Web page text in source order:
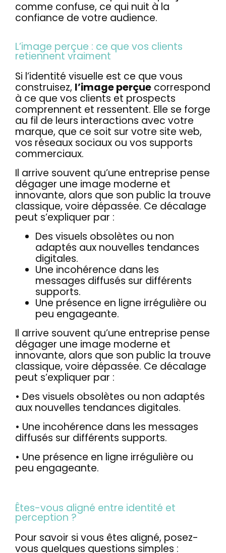
comme confuse, ce qui nuit à la
confiance de votre audience.
L’image perçue : ce que vos clients
retiennent vraiment
Si l’identité visuelle est ce que vous
construisez, l’image perçue correspond
à ce que vos clients et prospects
comprennent et ressentent. Elle se forge
au fil de leurs interactions avec votre
marque, que ce soit sur votre site web,
vos réseaux sociaux ou vos supports
commerciaux.
Il arrive souvent qu’une entreprise pense
dégager une image moderne et
innovante, alors que son public la trouve
classique, voire dépassée. Ce décalage
peut s’expliquer par :
Des visuels obsolètes ou non
adaptés aux nouvelles tendances
digitales.
Une incohérence dans les
messages diffusés sur différents
supports.
Une présence en ligne irrégulière ou
peu engageante.
Il arrive souvent qu’une entreprise pense
dégager une image moderne et
innovante, alors que son public la trouve
classique, voire dépassée. Ce décalage
peut s’expliquer par :
• Des visuels obsolètes ou non adaptés
aux nouvelles tendances digitales.
• Une incohérence dans les messages
diffusés sur différents supports.
• Une présence en ligne irrégulière ou
peu engageante.
Êtes-vous aligné entre identité et
perception ?
Pour savoir si vous êtes aligné, posez-
vous quelques questions simples :